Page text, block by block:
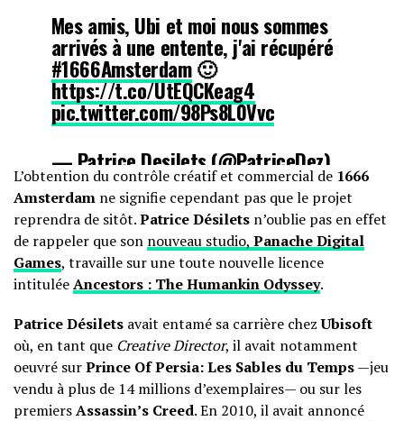
Mes amis, Ubi et moi nous sommes
arrivés à une entente, j'ai récupéré
#1666Amsterdam🙂
https://t.co/UtEQCKeag4
pic.twitter.com/98Ps8L0Vvc
— Patrice Desilets (@PatriceDez)
April 25, 2016
L’obtention du contrôle créatif et commercial de 1666
Amsterdam ne signifie cependant pas que le projet
reprendra de sitôt.Patrice Désilets n’oublie pas en effet
de rappeler que son nouveau studio, Panache Digital
Games, travaille sur une toute nouvelle licence
intituléeAncestors : The Humankin Odyssey.
Patrice Désilets avait entamé sa carrière chezUbisoft
où, en tant que Creative Director, il avait notamment
oeuvré surPrince Of Persia: Les Sables du Temps—jeu
vendu à plus de 14 millions d’exemplaires— ou sur les
premiersAssassin’s Creed. En 2010, il avait annoncé